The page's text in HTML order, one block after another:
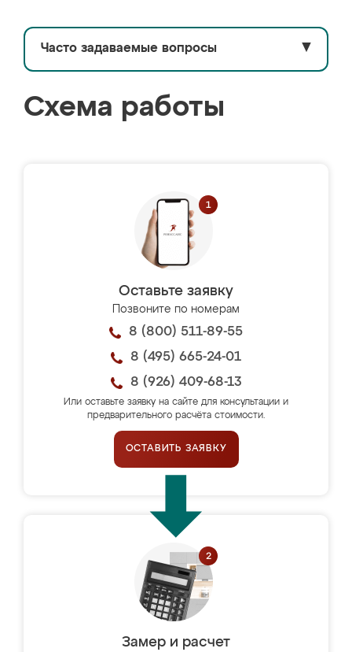
Часто задаваемые вопросы ▼
Схема работы
Оставьте заявку
Позвоните по номерам
8 (800) 511-89-55
8 (495) 665-24-01
8 (926) 409-68-13
Или оставьте заявку на сайте для консультации и
предварительного расчёта стоимости.
ОСТАВИТЬ ЗАЯВКУ
Замер и расчет